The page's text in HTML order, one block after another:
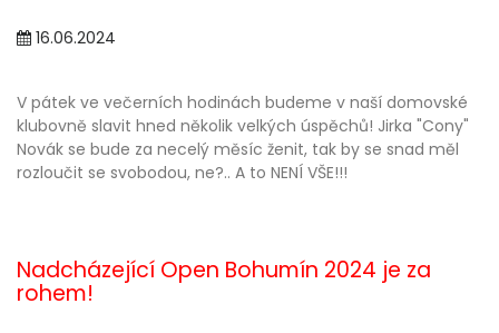
16.06.2024
V pátek ve večerních hodinách budeme v naší domovské
klubovně slavit hned několik velkých úspěchů! Jirka "Cony"
Novák se bude za necelý měsíc ženit, tak by se snad měl
rozloučit se svobodou, ne?.. A to NENÍ VŠE!!!
Nadcházející Open Bohumín 2024 je za
rohem!